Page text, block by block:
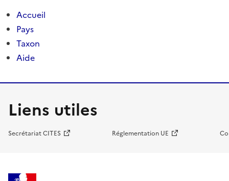
Accueil
Pays
Taxon
Aide
Liens utiles
Secrétariat CITES Réglementation UE